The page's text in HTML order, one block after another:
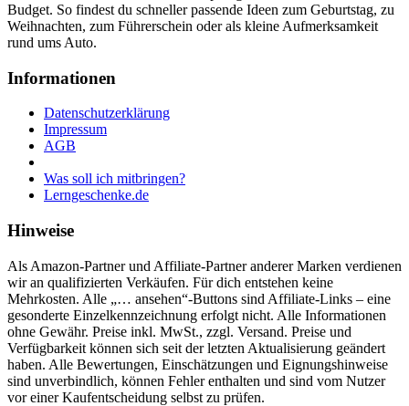
Budget. So findest du schneller passende Ideen zum Geburtstag, zu
Weihnachten, zum Führerschein oder als kleine Aufmerksamkeit
rund ums Auto.
Informationen
Datenschutzerklärung
Impressum
AGB
Was soll ich mitbringen?
Lerngeschenke.de
Hinweise
Als Amazon-Partner und Affiliate-Partner anderer Marken verdienen
wir an qualifizierten Verkäufen. Für dich entstehen keine
Mehrkosten. Alle „… ansehen“-Buttons sind Affiliate-Links – eine
gesonderte Einzelkennzeichnung erfolgt nicht. Alle Informationen
ohne Gewähr. Preise inkl. MwSt., zzgl. Versand. Preise und
Verfügbarkeit können sich seit der letzten Aktualisierung geändert
haben. Alle Bewertungen, Einschätzungen und Eignungshinweise
sind unverbindlich, können Fehler enthalten und sind vom Nutzer
vor einer Kaufentscheidung selbst zu prüfen.